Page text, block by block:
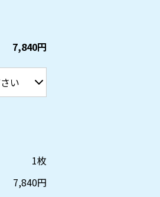
7,840円
1枚
7,840円